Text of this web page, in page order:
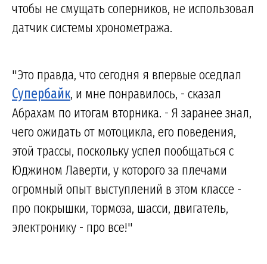
чтобы не смущать соперников, не использовал
датчик системы хронометража.
"Это правда, что сегодня я впервые оседлал
Супербайк, и мне понравилось, - сказал
Абрахам по итогам вторника. - Я заранее знал,
чего ожидать от мотоцикла, его поведения,
этой трассы, поскольку успел пообщаться с
Юджином Лаверти, у которого за плечами
огромный опыт выступлений в этом классе -
про покрышки, тормоза, шасси, двигатель,
электронику - про все!"